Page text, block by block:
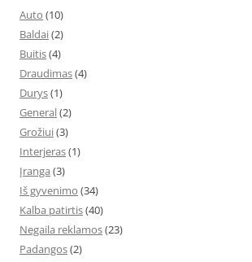
Auto (10)
Baldai(2)
Buitis(4)
Draudimas(4)
Durys(1)
General(2)
Grožiui(3)
Interjeras(1)
Įranga (3)
Iš gyvenimo (34)
Kalba patirtis(40)
Negaila reklamos(23)
Padangos(2)